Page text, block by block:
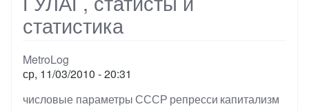
небесное
статистика
MetroLog
ср, 11/03/2010 - 20:31
Тэги
числовые параметрыСССР репресси капитализм